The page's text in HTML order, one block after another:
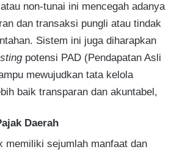
non-tunai ini mencegah adanya
dan transaksi pungli atau tindak
Sistem ini juga diharapkan
potensi PAD (Pendapatan Asli
mewujudkan tata kelola
baik transparan dan akuntabel,
Daerah
memiliki sejumlah manfaat dan